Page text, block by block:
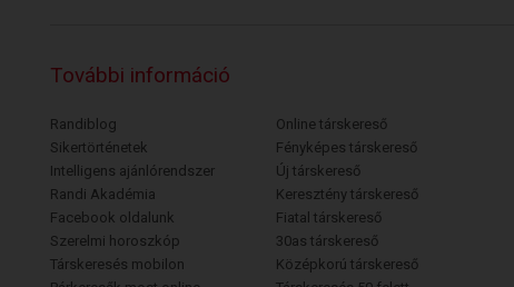
További információ
Randiblog
Sikertörténetek
Intelligens ajánlórendszer
Randi Akadémia
Facebook oldalunk
Szerelmi horoszkóp
Társkeresés mobilon
Online társkereső
Fényképes társkereső
Új társkereső
Keresztény társkereső
Fiatal társkereső
30as társkereső
Középkorú társkereső